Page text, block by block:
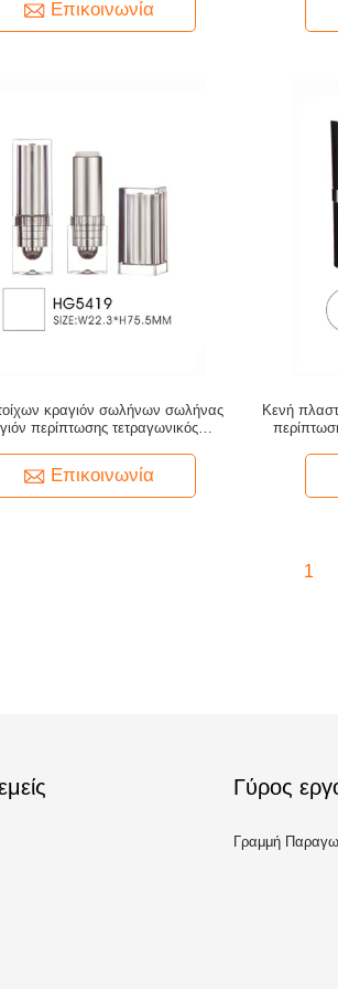
Επικοινωνία
κραγιόν σωλήνων σωλήνας
περίπτωσης τετραγωνικός
φλυτζάνι 12.1mm 12.7mm
Επικοινωνία
Κενή
1
Γύρος
Γραμμή